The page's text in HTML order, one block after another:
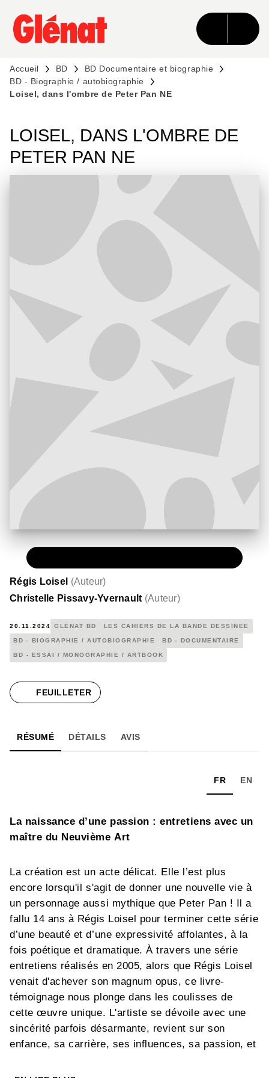
MENU RECHERCHE CONTENU
PIED DE PAGE
Accueil BD
BD Documentaire et biographie
BD - Biographie / autobiographie
Loisel, dans l'ombre de Peter Pan NE
LOISEL, DANS L'OMBRE DE
PETER PAN NE
Régis Loisel (Auteur)
Christelle Pissavy-Yvernault (Auteur)
20.11.2024 GLÉNAT BD LES CAHIERS DE LA BANDE DESSINÉE
BD - BIOGRAPHIE / AUTOBIOGRAPHIE BD - DOCUMENTAIRE
BD - ESSAI / MONOGRAPHIE / ARTBOOK
FEUILLETER
RÉSUMÉ DÉTAILS AVIS
FR EN
La naissance d’une passion : entretiens avec un
maître du Neuvième Art
La création est un acte délicat. Elle l’est plus
encore lorsqu'il s'agit de donner une nouvelle vie à
un personnage aussi mythique que Peter Pan ! Il a
fallu 14 ans à Régis Loisel pour terminer cette série
d’une beauté et d’une expressivité affolantes, à la
fois poétique et dramatique. À travers une série
entretiens réalisés en 2005, alors que Régis Loisel
venait d'achever son magnum opus, ce livre-
témoignage nous plonge dans les coulisses de
cette œuvre unique. L'artiste se dévoile avec une
sincérité parfois désarmante, revient sur son
enfance, sa carrière, ses influences, sa passion, et
pages, une question s’impose à nous : quel enfant